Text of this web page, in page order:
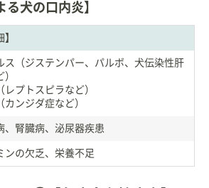
る犬の口内炎】
】
ス（ジステンパー、パルボ、犬伝染性肝
レプトスピラなど）
カンジダ症など）
、腎臓病、泌尿器疾患
ンの欠乏、栄養不足